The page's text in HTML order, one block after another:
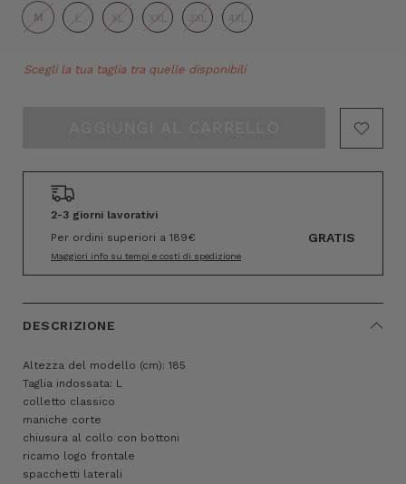
M
L XL XXL 3XL 4XL
Only
Scegli la tua taglia tra quelle disponibili
2-3 giorni lavorativi
Per ordini superiori a 189€
GRATIS
Maggiori info su tempi e costi di spedizione
DESCRIZIONE
Altezza del modello (cm): 185
Taglia indossata: L
colletto classico
maniche corte
chiusura al collo con bottoni
ricamo logo frontale
spacchetti laterali